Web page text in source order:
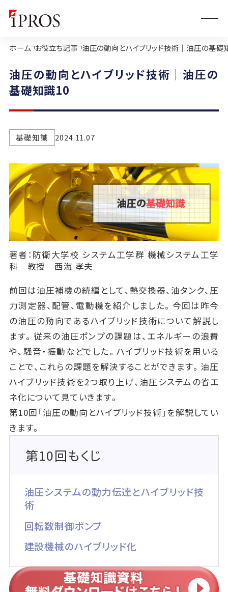
ホーム お役立ち記事 油圧の動向とハイブリッド技術｜油圧の基礎
油圧の動向とハイブリッド技術｜油圧の
基礎知識10
基礎知識 2024.11.07
著者：防衛大学校 システム工学群 機械システム工学
科 教授 西海 孝夫
前回は油圧補機の続編として、熱交換器、油タンク、圧
力測定器、配管、電動機を紹介しました。今回は昨今
の油圧の動向であるハイブリッド技術について解説し
ます。従来の油圧ポンプの課題は、エネルギーの浪費
や、騒音・振動などでした。ハイブリッド技術を用いる
ことで、これらの課題を解決することができます。油圧
ハイブリッド技術を2つ取り上げ、油圧システムの省エ
ネ化について見ていきます。
第10回「油圧の動向とハイブリッド技術」を解説してい
きます。
第10回もくじ
油圧システムの動力伝達とハイブリッド技
術
回転数制御ポンプ
建設機械のハイブリッド化